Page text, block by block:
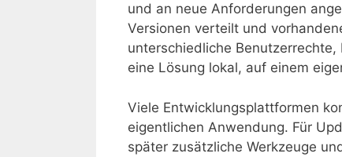
und an neue Anforderungen
Versionen verteilt und
unterschiedliche
eine Lösung lokal, auf einem
Viele Entwicklungsplattformen
eigentlichen Anwendung. Für
später zusätzliche Werkzeuge